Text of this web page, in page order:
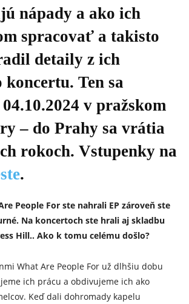
nápady a ako ich
spracovať a takisto
detaily z ich
koncertu. Ten sa
v pražskom
– do Prahy sa vrátia
rokoch. Vstupenky na
.
People For ste nahrali EP zároveň ste
Na koncertoch ste hrali aj skladbu
Hill.. Ako k tomu celému došlo?
What Are People For už dlhšiu dobu
ich prácu a obdivujeme ich ako
Keď dali dohromady kapelu